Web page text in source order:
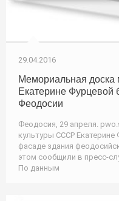
29.04.2016
Мемориальная
Екатерине Фурцевой
Феодосии
Феодосия, 29 апреля.
культуры СССР Екатерине
фасаде здания
этом сообщили в пресс-
По данным